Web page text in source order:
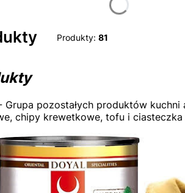
Produkty: 81
Grupa pozostałych produktów
chipy krewetkowe, tofu i